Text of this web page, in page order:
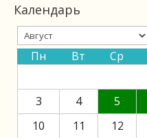
Календарь
Пн Вт Ср
3
4 5
10
11 12